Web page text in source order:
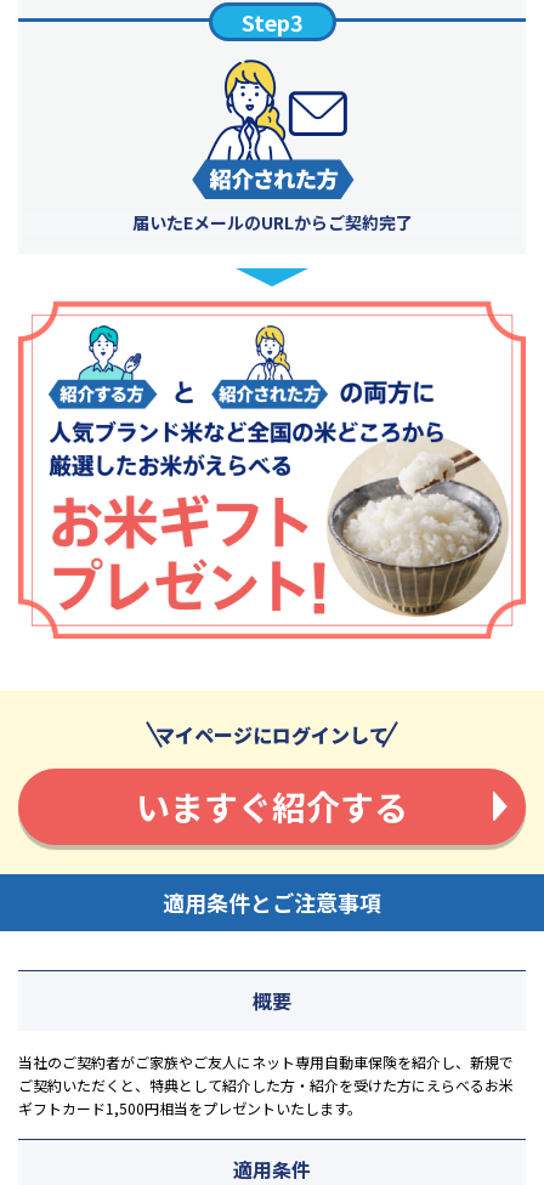
Step3
届いたEメールのURLから ご契約完了
マイページにログインして
いますぐ紹介する
適用条件とご注意事項
概要
当社のご契約者がご家族やご友人にネット専用自動車保険を紹介し、新規で
ご契約いただくと、特典として紹介した方・紹介を受けた方にえらべるお米
ギフトカード1,500円相当をプレゼントいたします。
適用条件